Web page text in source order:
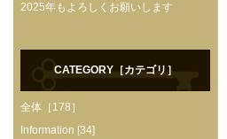
2025年もよろしくお願いします
CATEGORY［カテゴリ］
全体［178］
Information [34]